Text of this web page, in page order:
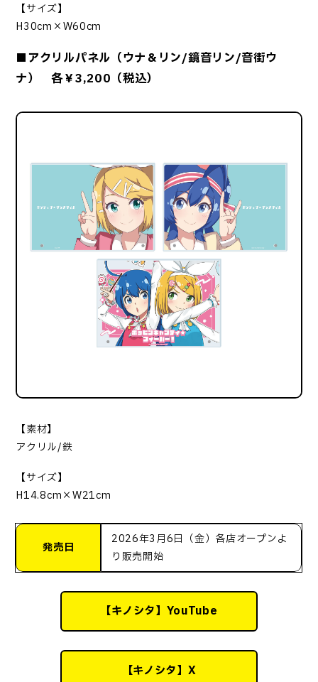
【サイズ】
H30cm×W60cm
■アクリルパネル（ウナ＆リン/鏡音リン/音街ウ
ナ） 各￥3,200（税込）
【素材】
アクリル/鉄
【サイズ】
H14.8cm×W21cm
発売日
2026年3月6日（金）各店オープンよ
り販売開始
【キノシタ】YouTube
【キノシタ】X